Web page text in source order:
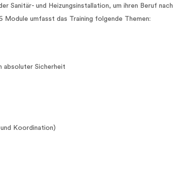
Sanitär- und Heizungsinstallation, um ihren Beruf nach
Module umfasst das Training folgende Themen:
absoluter Sicherheit
Koordination)